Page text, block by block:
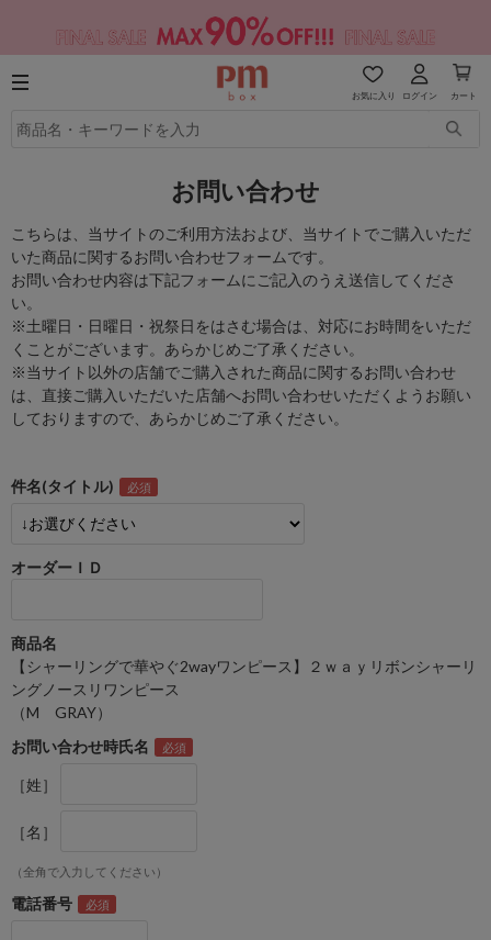
お気に入り ログイン カート
お問い合わせ
こちらは、当サイトのご利用方法および、当サイトでご購入いただ
いた商品に関するお問い合わせフォームです。
お問い合わせ内容は下記フォームにご記入のうえ送信してくださ
い。
※土曜日・日曜日・祝祭日をはさむ場合は、対応にお時間をいただ
くことがございます。あらかじめご了承ください。
※当サイト以外の店舗でご購入された商品に関するお問い合わせ
は、直接ご購入いただいた店舗へお問い合わせいただくようお願い
しておりますので、あらかじめご了承ください。
件名(タイトル)
オーダーＩＤ
商品名
【シャーリングで華やぐ2wayワンピース】２ｗａｙリボンシャーリ
ングノースリワンピース
（M GRAY）
お問い合わせ時氏名
［姓］
［名］
（全角で入力してください）
電話番号